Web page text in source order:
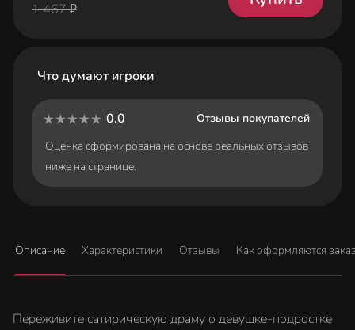
1 467 ₽
Что думают игроки
0.0
Отзывы покупателей
Оценка сформирована на основе реальных отзывов
ниже на странице.
Описание Характеристики Отзывы Как оформляются
Переживите сатирическую драму о девушке-подростке